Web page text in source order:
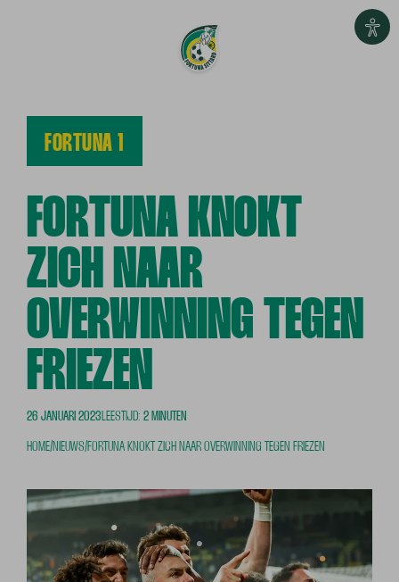
FORTUNA 1
FORTUNA KNOKT
ZICH NAAR
OVERWINNING TEGEN
FRIEZEN
26 JANUARI 2023LEESTIJD: 2 MINUTEN
HOME/NIEUWS/FORTUNA KNOKT ZICH NAAR OVERWINNING TEGEN FRIEZEN